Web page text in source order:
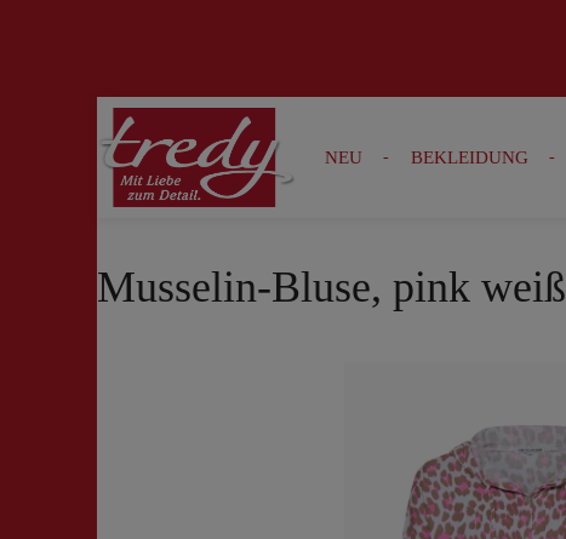
Zur Suche springen Zur Hauptnavigation springen
NEU BEKLEIDUNG
Musselin-Bluse, pink weiß